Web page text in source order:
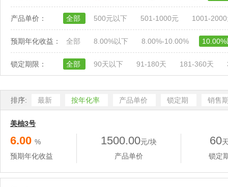
产品单价： 全部 500元以下 501-1000元 1001-
预期年化收益： 全部 8.00%以下 8.00%-10.00%
锁定期限： 全部 90天以下 91-180天 181-360天
排序: 最新 按年化率 产品单价 锁定期 销售
美柚3号
6.00 %
预期年化收益
1500.00元/块
产品单价
60
锁定